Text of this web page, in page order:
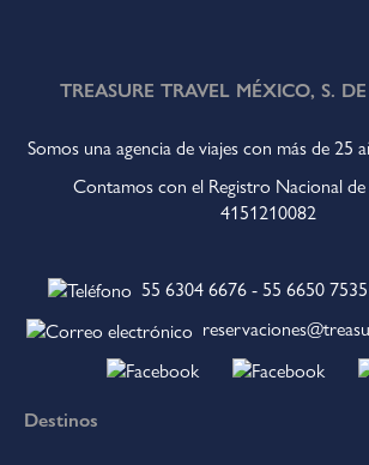
TREASURE TRAVEL MÉXICO, S.
Somos una agencia de viajes con más de 25
Contamos con el Registro Nacional
4151210082
55 6304 6676 - 55 6650 7535
Destinos